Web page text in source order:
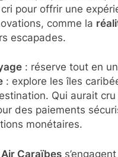
pour offrir une
comme la
escapades.
: réserve tout en
: explore les îles
Qui aurait
des paiements
monétaires.
Air Caraïbes